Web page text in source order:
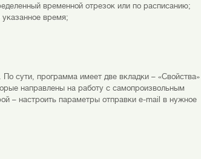
временной отрезок или по расписанию;
указанное время;
сути, программа имеет две вкладки – «Свойства»
направлены на работу с самопроизвольным
– настроить параметры отправки e-mail в нужное